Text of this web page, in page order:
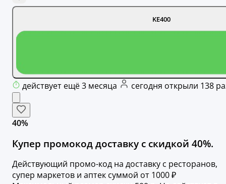
KE400
действует ещё 3 месяца сегодня открыли 138
40%
Купер промокод доставку с скидкой 40%.
Действующий промо-код на доставку с ресторанов,
супер маркетов и аптек суммой от 1000 ₽